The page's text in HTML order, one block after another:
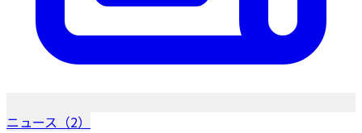
ニュース（2）